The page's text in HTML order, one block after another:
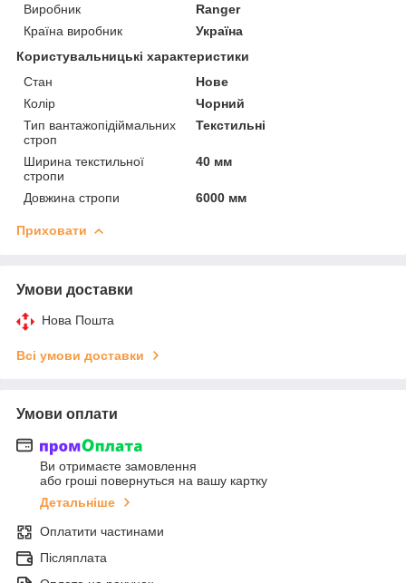
Виробник
Ranger
Країна виробник
Україна
Користувальницькі характеристики
Стан
Нове
Колір
Чорний
Тип вантажопідіймальних
строп
Текстильні
Ширина текстильної
стропи
40 мм
Довжина стропи 6000 мм
Приховати
Умови доставки
Нова Пошта
Всі умови доставки
Умови оплати
Ви отримаєте замовлення
або гроші повернуться на вашу картку
Детальніше
Оплатити частинами
Післяплата